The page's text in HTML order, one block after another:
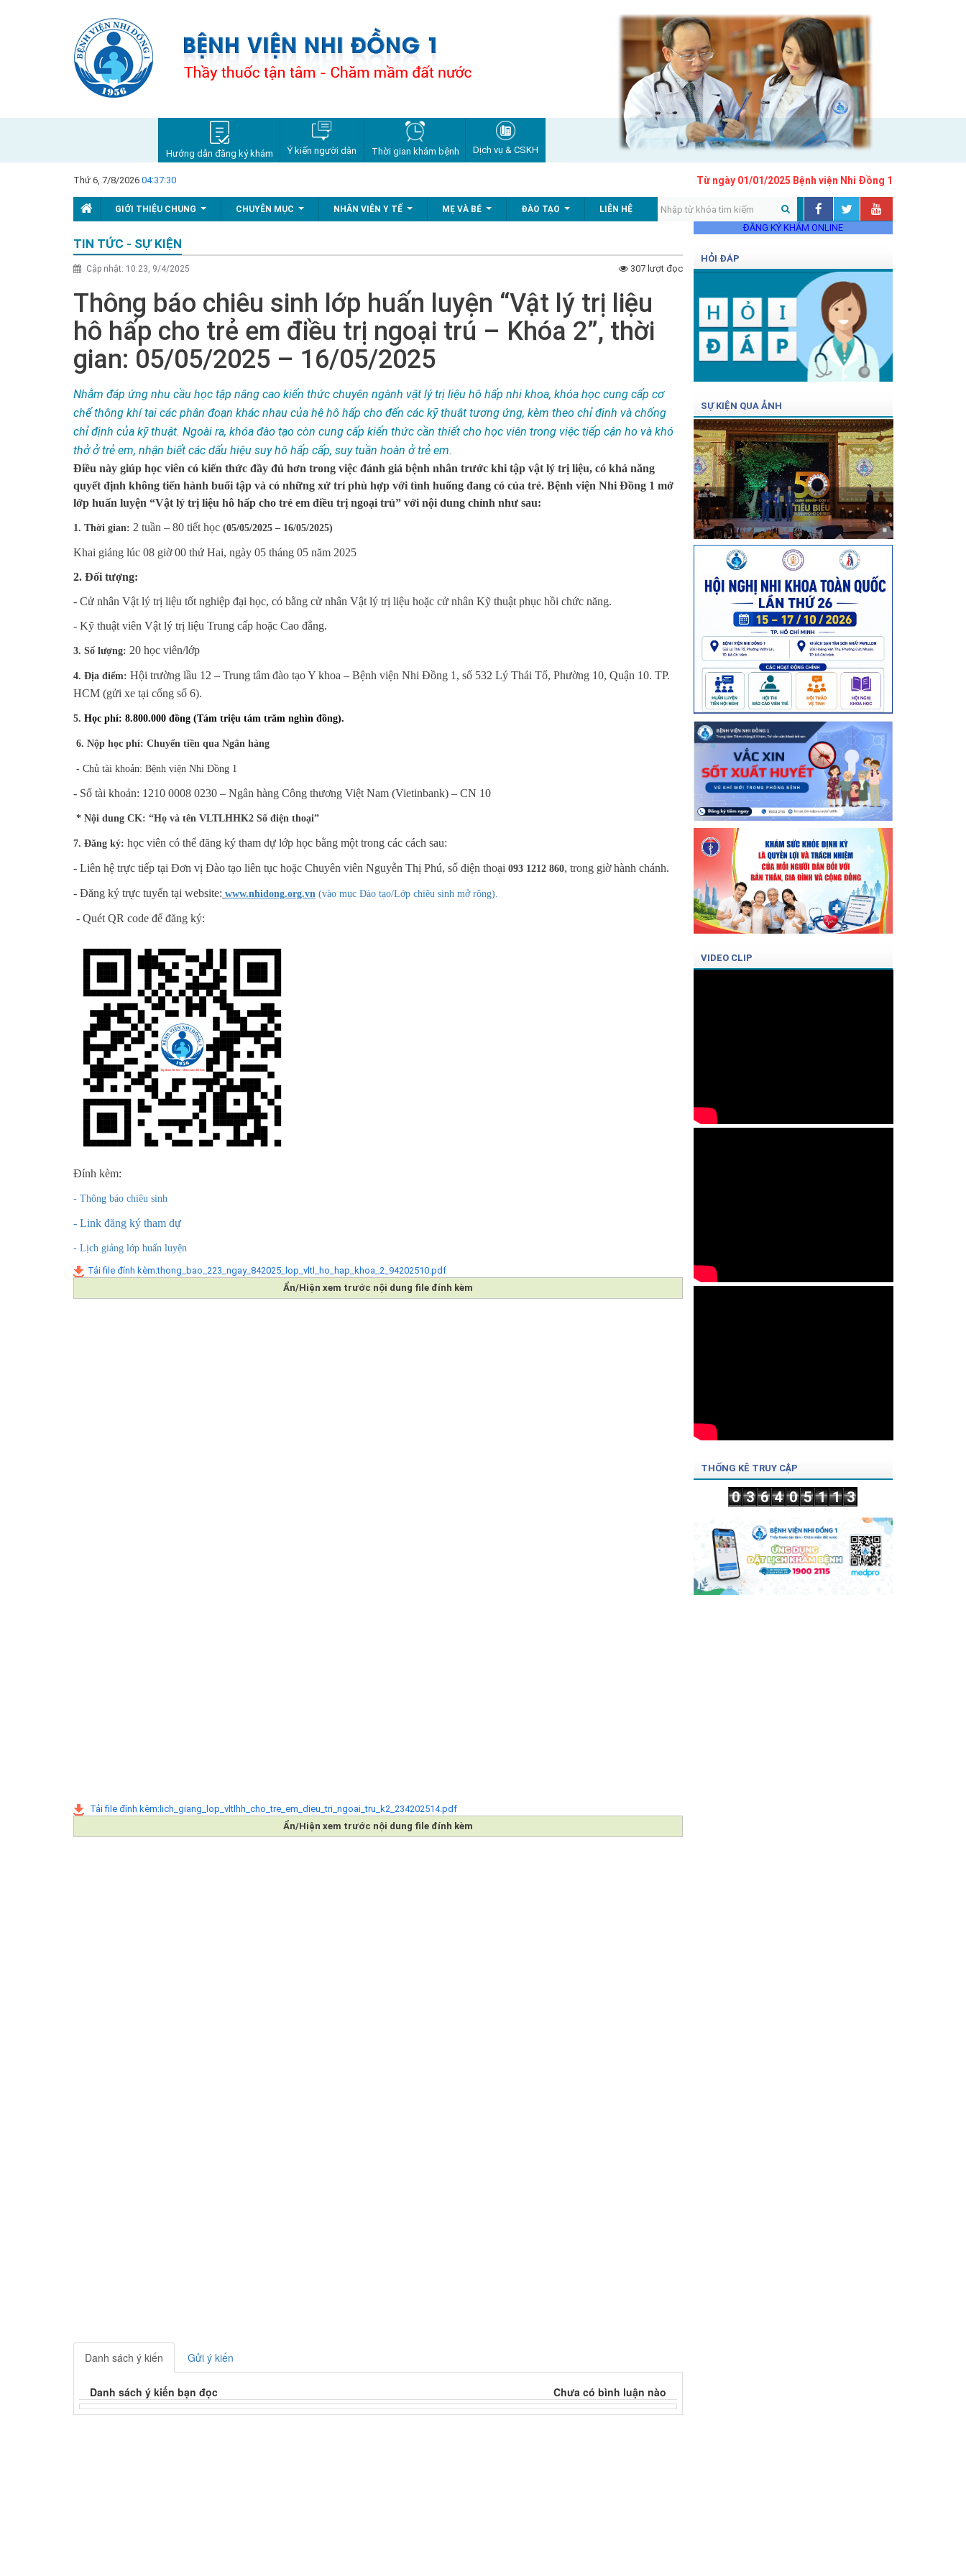
Thời gian khám bệnh
Hướng dẫn đăng ký khám Ý kiến người dân Dịch vụ & CSKH
Thứ 6, 7/8/2026 04:37:31 Từ ngày 01/01/2025 Bệnh viện Nhi Đồng 1 áp dụng khung
GIỚI THIỆU CHUNG CHUYÊN MỤC NHÂN VIÊN Y TẾ MẸ VÀ BÉ ĐÀO TẠO LIÊN HỆ
TIN TỨC - SỰ KIỆN
Cập nhật: 10:23, 9/4/2025 307 lượt đọc
Thông báo chiêu sinh lớp huấn luyện “Vật lý trị liệu
hô hấp cho trẻ em điều trị ngoại trú – Khóa 2”, thời
gian: 05/05/2025 – 16/05/2025
Nhằm đáp ứng nhu cầu học tập nâng cao kiến thức chuyên ngành vật lý trị liệu hô hấp nhi khoa, khóa học cung cấp cơ
chế thông khí tại các phân đoạn khác nhau của hệ hô hấp cho đến các kỹ thuật tương ứng, kèm theo chỉ định và chống
chỉ định của kỹ thuật. Ngoài ra, khóa đào tạo còn cung cấp kiến thức cần thiết cho học viên trong việc tiếp cận ho và khó
thở ở trẻ em, nhận biết các dấu hiệu suy hô hấp cấp, suy tuần hoàn ở trẻ em.
Điều này giúp học viên có kiến thức đầy đủ hơn trong việc đánh giá bệnh nhân trước khi tập vật lý trị liệu, có khả năng
quyết định không tiến hành buổi tập và có những xử trí phù hợp với tình huống đang có của trẻ. Bệnh viện Nhi Đồng 1 mở
lớp huấn luyện “Vật lý trị liệu hô hấp cho trẻ em điều trị ngoại trú” với nội dung chính như sau:
1. Thời gian: 2 tuần – 80 tiết học (05/05/2025 – 16/05/2025)
Khai giảng lúc 08 giờ 00 thứ Hai, ngày 05 tháng 05 năm 2025
2. Đối tượng:
- Cử nhân Vật lý trị liệu tốt nghiệp đại học, có bằng cử nhân Vật lý trị liệu hoặc cử nhân Kỹ thuật phục hồi chức năng.
- Kỹ thuật viên Vật lý trị liệu Trung cấp hoặc Cao đẳng.
3. Số lượng: 20 học viên/lớp
4. Địa điểm: Hội trường lầu 12 – Trung tâm đào tạo Y khoa – Bệnh viện Nhi Đồng 1, số 532 Lý Thái Tổ, Phường 10, Quận 10. TP.
HCM (gửi xe tại cổng số 6).
5. Học phí: 8.800.000 đồng (Tám triệu tám trăm nghìn đồng).
6. Nộp học phí: Chuyển tiền qua Ngân hàng
- Chủ tài khoản: Bệnh viện Nhi Đồng 1
- Số tài khoản: 1210 0008 0230 – Ngân hàng Công thương Việt Nam (Vietinbank) – CN 10
* Nội dung CK: “Họ và tên VLTLHHK2 Số điện thoại”
7. Đăng ký: học viên có thể đăng ký tham dự lớp học bằng một trong các cách sau:
- Liên hệ trực tiếp tại Đơn vị Đào tạo liên tục hoặc Chuyên viên Nguyễn Thị Phú, số điện thoại 093 1212 860, trong giờ hành chánh.
- Đăng ký trực tuyến tại website: www.nhidong.org.vn (vào mục Đào tạo/Lớp chiêu sinh mở rộng).
- Quét QR code để đăng ký:
Đính kèm:
- Thông báo chiêu sinh
- Link đăng ký tham dự
- Lịch giảng lớp huấn luyện
Tải file đính kèm:thong_bao_223_ngay_842025_lop_vltl_ho_hap_khoa_2_94202510.pdf
Ẩn/Hiện xem trước nội dung file đính kèm
Tải file đính kèm:lich_giang_lop_vltlhh_cho_tre_em_dieu_tri_ngoai_tru_k2_234202514.pdf
Ẩn/Hiện xem trước nội dung file đính kèm
ĐĂNG KÝ KHÁM ONLINE
HỎI ĐÁP
SỰ KIỆN QUA ẢNH
ảnh bv
VIDEO CLIP
THỐNG KÊ TRUY CẬP
0 3 6 4 0 5 1 1 3